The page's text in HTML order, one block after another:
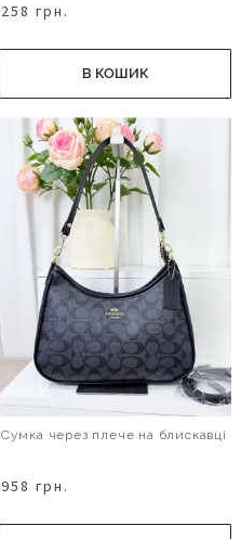
258 грн.
В КОШИК
Сумка через плече на блискавці
958 грн.